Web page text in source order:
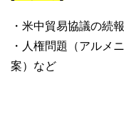
・米中貿易協議の続報
・人権問題（アルメ
案）など